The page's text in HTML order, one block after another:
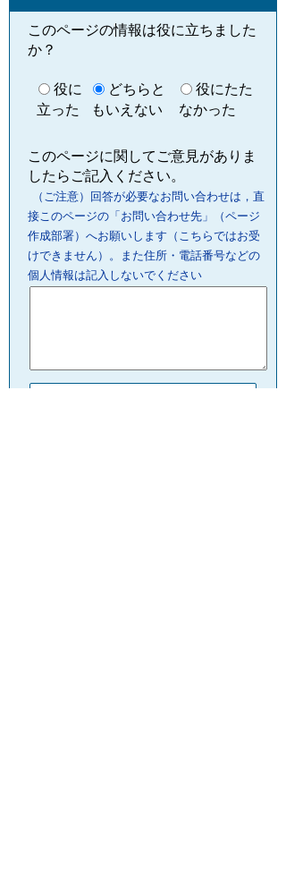
このページの情報は役に立ちました
か？
役に
立った
どちらと
もいえない
役にたた
なかった
このページに関してご意見がありま
したらご記入ください。
（ご注意）回答が必要なお問い合わせは，直
接このページの「お問い合わせ先」（ページ
作成部署）へお願いします（こちらではお受
けできません）。また住所・電話番号などの
個人情報は記入しないでください